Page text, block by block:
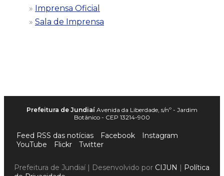
Imprensa Oficial
Sala de Imprensa
Prefeitura de Jundiaí Avenida da Liberdade, s/nº - Jardim
Botânico - CEP 13214-900
Feed RSS das notícias Facebook
Instagram
YouTube
Flickr Twitter
Prefeitura de Jundiaí | Desenvolvido por CIJUN | Política